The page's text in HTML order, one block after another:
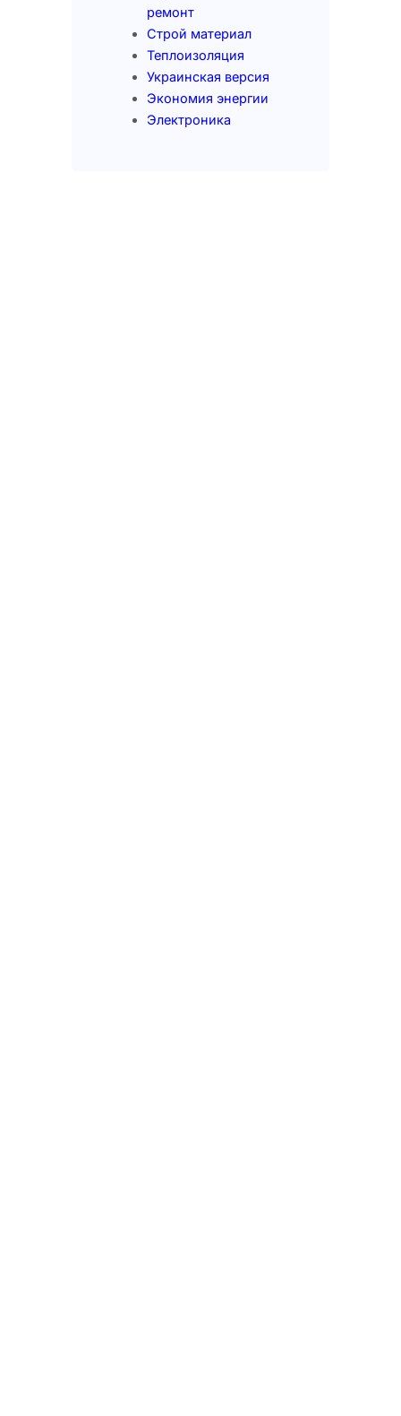
ремонт
Строй материал
Теплоизоляция
Украинская версия
Экономия энергии
Электроника